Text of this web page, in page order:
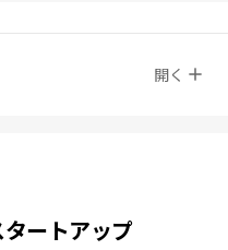
開く
ートアップ